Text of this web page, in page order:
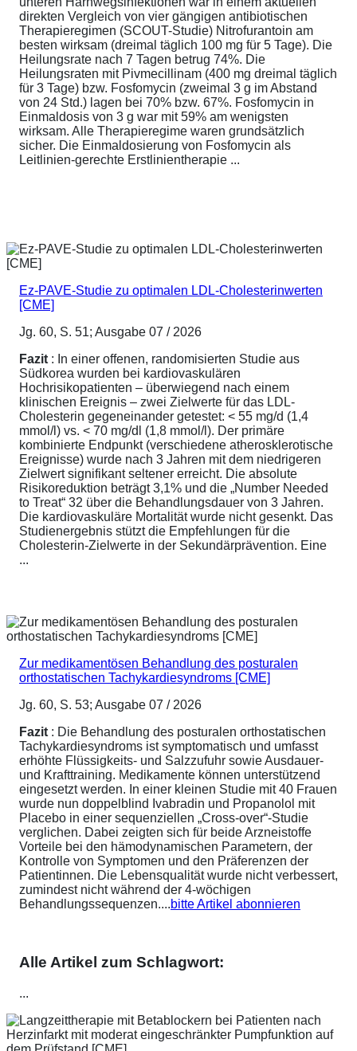
direkten Vergleich von vier gängigen antibiotischen
Therapieregimen (SCOUT-Studie) Nitrofurantoin am
besten wirksam (dreimal täglich 100 mg für 5 Tage). Die
Heilungsrate nach 7 Tagen betrug 74%. Die
Heilungsraten mit Pivmecillinam (400 mg dreimal täglich
für 3 Tage) bzw. Fosfomycin (zweimal 3 g im Abstand
von 24 Std.) lagen bei 70% bzw. 67%. Fosfomycin in
Einmaldosis von 3 g war mit 59% am wenigsten
wirksam. Alle Therapieregime waren grundsätzlich
sicher. Die Einmaldosierung von Fosfomycin als
Leitlinien-gerechte Erstlinientherapie ...
Ez-PAVE-Studie zu optimalen LDL-Cholesterinwerten
[CME]
Jg. 60, S. 51; Ausgabe 07 / 2026
Fazit : In einer offenen, randomisierten Studie aus
Südkorea wurden bei kardiovaskulären
Hochrisikopatienten – überwiegend nach einem
klinischen Ereignis – zwei Zielwerte für das LDL-
Cholesterin gegeneinander getestet: < 55 mg/d (1,4
mmol/l) vs. < 70 mg/dl (1,8 mmol/l). Der primäre
kombinierte Endpunkt (verschiedene atherosklerotische
Ereignisse) wurde nach 3 Jahren mit dem niedrigeren
Zielwert signifikant seltener erreicht. Die absolute
Risikoreduktion beträgt 3,1% und die „Number Needed
to Treat“ 32 über die Behandlungsdauer von 3 Jahren.
Die kardiovaskuläre Mortalität wurde nicht gesenkt. Das
Studienergebnis stützt die Empfehlungen für die
Cholesterin-Zielwerte in der Sekundärprävention. Eine
...
Zur medikamentösen Behandlung des posturalen
orthostatischen Tachykardiesyndroms [CME]
Jg. 60, S. 53; Ausgabe 07 / 2026
Fazit : Die Behandlung des posturalen orthostatischen
Tachykardiesyndroms ist symptomatisch und umfasst
erhöhte Flüssigkeits- und Salzzufuhr sowie Ausdauer-
und Krafttraining. Medikamente können unterstützend
eingesetzt werden. In einer kleinen Studie mit 40 Frauen
wurde nun doppelblind Ivabradin und Propanolol mit
Placebo in einer sequenziellen „Cross-over“-Studie
verglichen. Dabei zeigten sich für beide Arzneistoffe
Vorteile bei den hämodynamischen Parametern, der
Kontrolle von Symptomen und den Präferenzen der
Patientinnen. Die Lebensqualität wurde nicht verbessert,
zumindest nicht während der 4-wöchigen
Behandlungssequenzen....bitte Artikel abonnieren
Alle Artikel zum Schlagwort:
...